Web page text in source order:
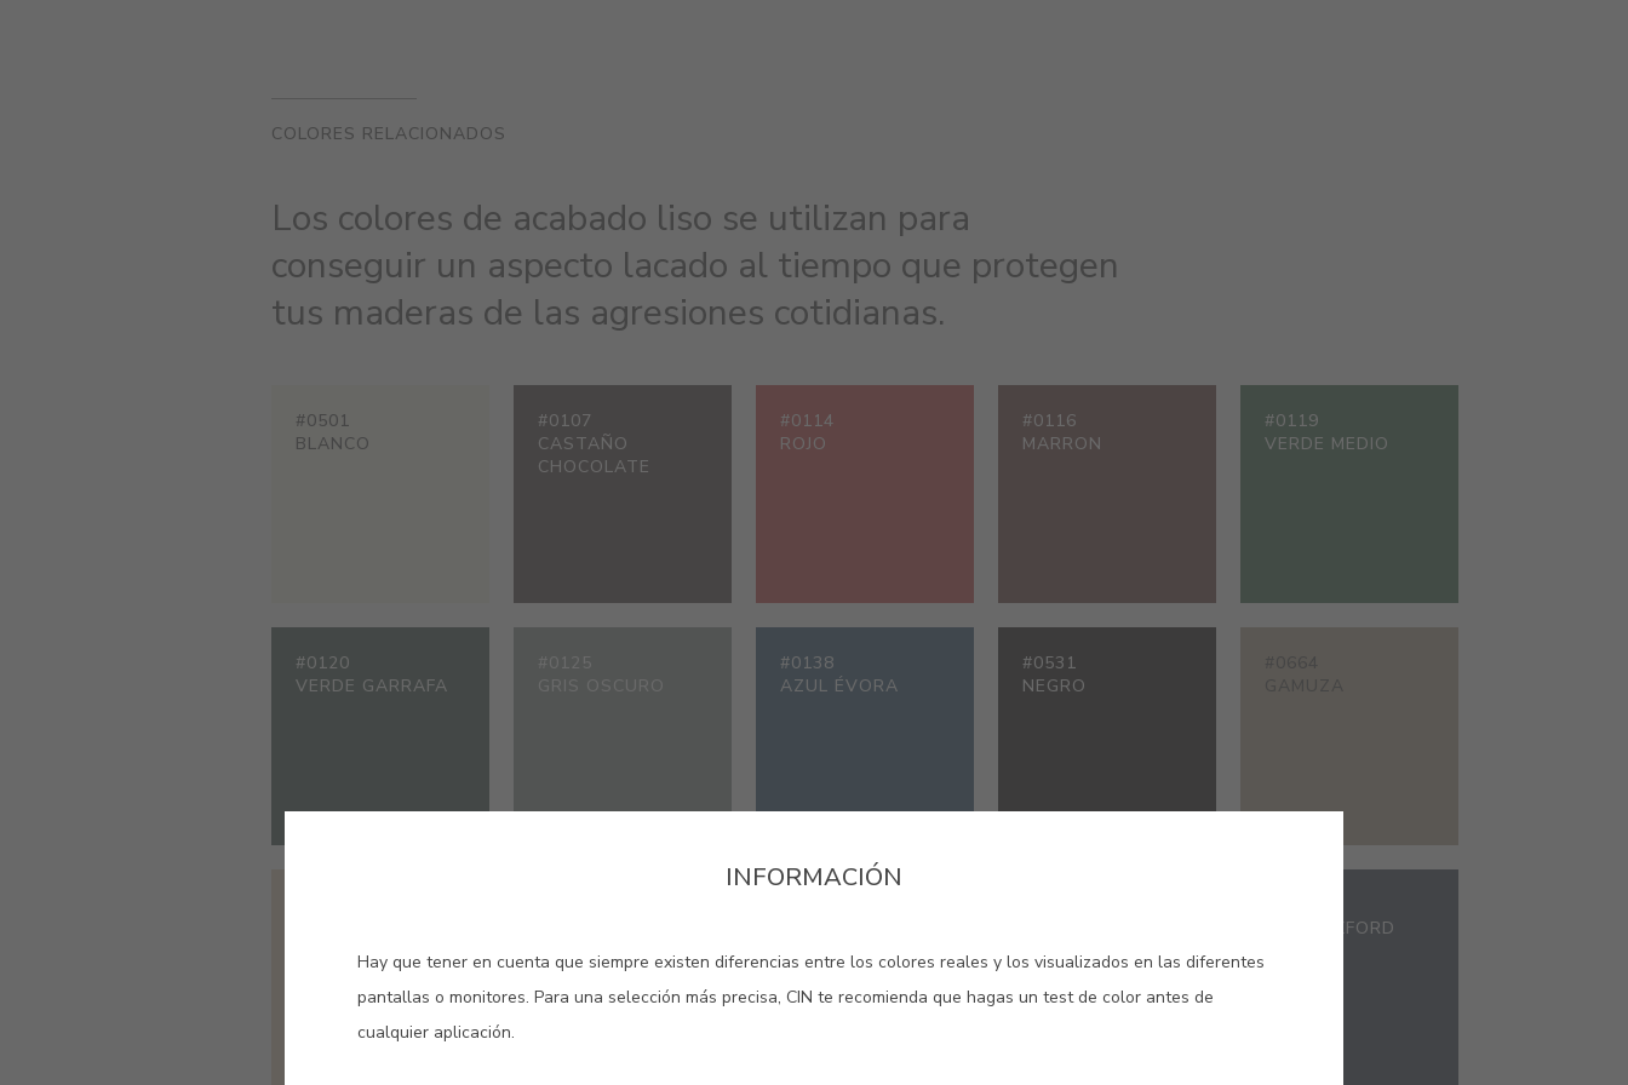
COLORES RELACIONADOS
Los colores de acabado liso se utilizan para
conseguir un aspecto lacado al tiempo que protegen
tus maderas de las agresiones cotidianas.
#0501
BLANCO
#0107
CASTAÑO
CHOCOLATE
#0114
ROJO
#0116
MARRON
#0119
VERDE MEDIO
#0120
VERDE GARRAFA
#0138
AZUL ÉVORA
#0531
NEGRO
MIMOSA
AZUL OXFORD
INFORMACIÓN
Hay que tener en cuenta que siempre existen diferencias entre los colores reales y los visualizados en las diferentes
pantallas o monitores. Para una selección más precisa, CIN te recomienda que hagas un test de color antes de
cualquier aplicación.